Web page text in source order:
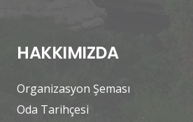
HAKKIMIZDA
Organizasyon Şeması
Oda Tarihçesi